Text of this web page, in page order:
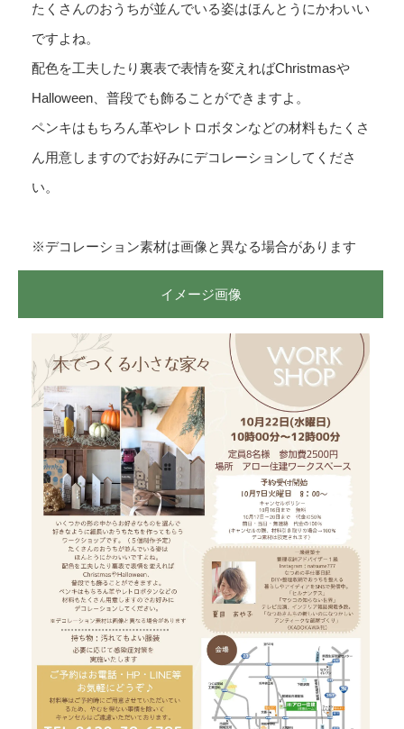
たくさんのおうちが並んでいる姿はほんとうにかわいい
ですよね。
配色を工夫したり裏表で表情を変えればChristmasや
Halloween、普段でも飾ることができますよ。
ペンキはもちろん革やレトロボタンなどの材料もたくさ
ん用意しますのでお好みにデコレーションしてくださ
い。
※デコレーション素材は画像と異なる場合があります
イメージ画像